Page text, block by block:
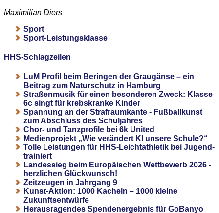
Maximilian Diers
Sport
Sport-Leistungsklasse
HHS-Schlagzeilen
LuM Profil beim Beringen der Graugänse – ein
Beitrag zum Naturschutz in Hamburg
Straßenmusik für einen besonderen Zweck: Klasse
6c singt für krebskranke Kinder
Spannung an der Strafraumkante - Fußballkunst
zum Abschluss des Schuljahres
Chor- und Tanzprofile bei 6k United
Medienprojekt „Wie verändert KI unsere Schule?“
Tolle Leistungen für HHS-Leichtathletik bei Jugend-
trainiert
Landessieg beim Europäischen Wettbewerb 2026 -
herzlichen Glückwunsch!
Zeitzeugen in Jahrgang 9
Kunst-Aktion: 1000 Kacheln – 1000 kleine
Zukunftsentwürfe
Herausragendes Spendenergebnis für GoBanyo